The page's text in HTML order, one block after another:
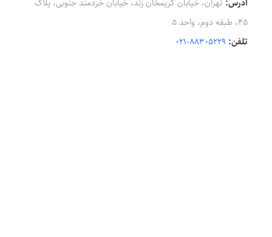
آدرس: تهران، خیابان کریمخان زند، خیابان خردمند جنوبی، پلاک
۴۵، طبقه دوم، واحد ۵
تلفن: ۸۸۳۰۵۲۲۹-۰۲۱